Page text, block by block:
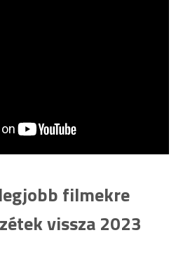
filmekre
vissza 2023